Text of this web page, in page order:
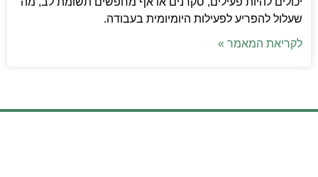
שעלול להפריע לפעילות היומיומית בעבודה.
לקריאת המאמר »